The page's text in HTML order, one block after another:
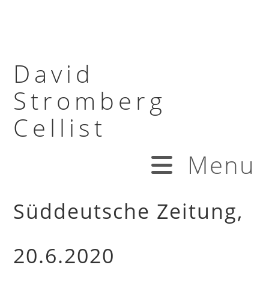
David
Stromberg
Cellist
Menu
Süddeutsche Zeitung,
20.6.2020